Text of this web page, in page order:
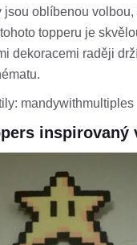
jsou oblíbenou volbou,
topperu je
dekoracemi raději
mandywithmultiples
inspirovaný